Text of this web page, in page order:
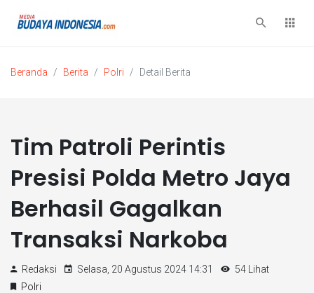
Beranda Berita Polri Detail Berita
Tim Patroli Perintis
Presisi Polda Metro Jaya
Berhasil Gagalkan
Transaksi Narkoba
Redaksi Selasa, 20 Agustus 2024 14:31
54 Lihat
Polri